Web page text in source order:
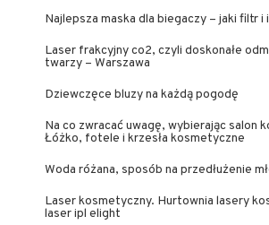
Najlepsza maska dla biegaczy – jaki filtr i
Laser frakcyjny co2, czyli doskonałe
twarzy – Warszawa
Dziewczęce bluzy na każdą pogodę
Na co zwracać uwagę, wybierając salon
Łóżko, fotele i krzesła kosmetyczne
Woda różana, sposób na przedłużenie
Laser kosmetyczny. Hurtownia lasery
laser ipl elight